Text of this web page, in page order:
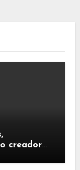
creador